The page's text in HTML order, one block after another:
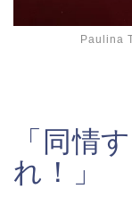
Paulina
「同情
れ！」